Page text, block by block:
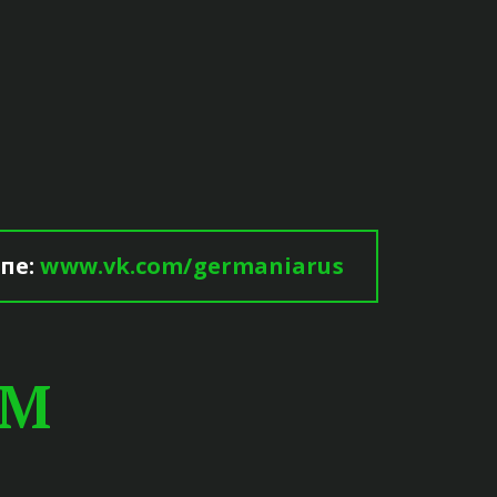
И
www.vk.com/germaniarus